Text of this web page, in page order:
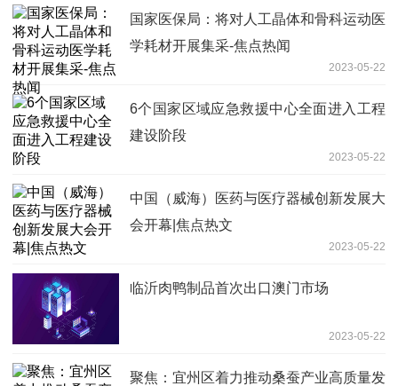
国家医保局：将对人工晶体和骨科运动医
学耗材开展集采-焦点热闻
2023-05-22
6个国家区域应急救援中心全面进入工程
建设阶段
2023-05-22
中国（威海）医药与医疗器械创新发展大
会开幕|焦点热文
2023-05-22
临沂肉鸭制品首次出口澳门市场
2023-05-22
聚焦：宜州区着力推动桑蚕产业高质量发